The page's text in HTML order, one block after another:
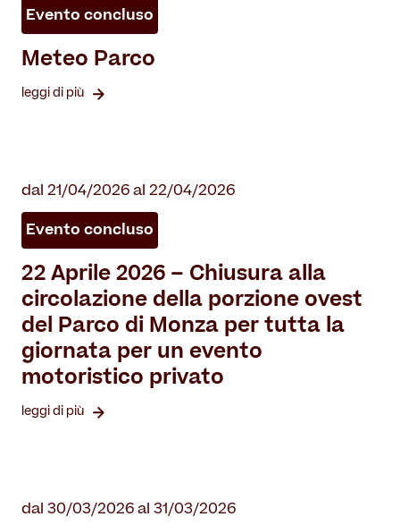
Evento concluso
Meteo Parco
leggi di più
dal 21/04/2026 al 22/04/2026
Evento concluso
22 Aprile 2026 – Chiusura alla
circolazione della porzione ovest
del Parco di Monza per tutta la
giornata per un evento
motoristico privato
leggi di più
dal 30/03/2026 al 31/03/2026